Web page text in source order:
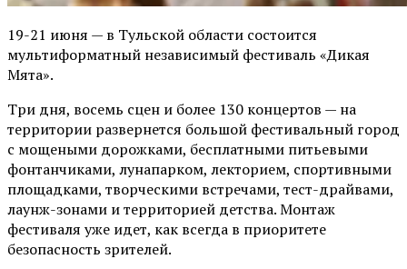
19-21 июня — в Тульской области состоится
мультиформатный независимый фестиваль «Дикая
Мята».
Три дня, восемь сцен и более 130 концертов — на
территории развернется большой фестивальный город
с мощеными дорожками, бесплатными питьевыми
фонтанчиками, лунапарком, лекторием, спортивными
площадками, творческими встречами, тест-драйвами,
лаунж-зонами и территорией детства. Монтаж
фестиваля уже идет, как всегда в приоритете
безопасность зрителей.